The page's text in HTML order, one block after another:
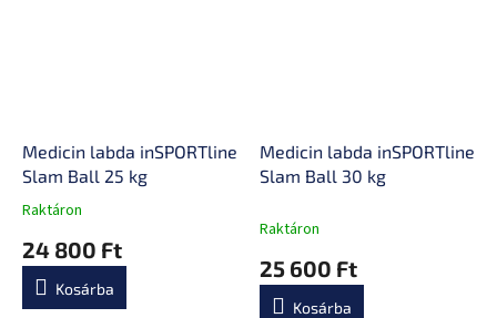
Medicin labda inSPORTline
Slam Ball 25 kg
A
átlagos
értékelése
Raktáron
24 800 Ft
Kosárba
Medicin labda inSPORTline
Slam Ball 30 kg
Raktáron
25 600 Ft
Kosárba